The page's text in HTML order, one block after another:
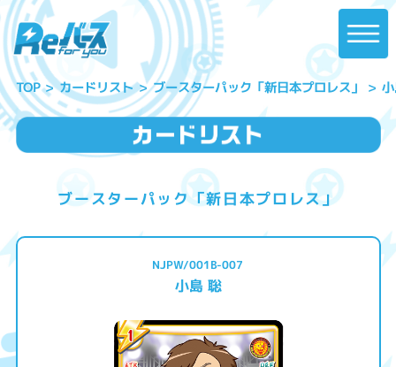
TOP カードリスト ブースターパック「新日本プロレス」
ブースターパック「新日本プロレス」
NJPW/001B-007
小島 聡